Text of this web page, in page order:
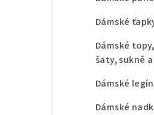
Dámské
Dámské
šaty, sukně
Dámské
Dámské